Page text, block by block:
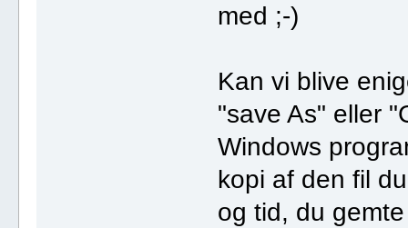
med ;-)
Kan vi blive
"save As" eller
Windows
kopi af den fil
og tid, du